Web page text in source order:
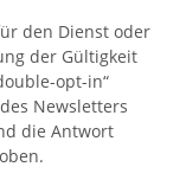
den Dienst oder
der Gültigkeit
opt-in“
Newsletters
die Antwort